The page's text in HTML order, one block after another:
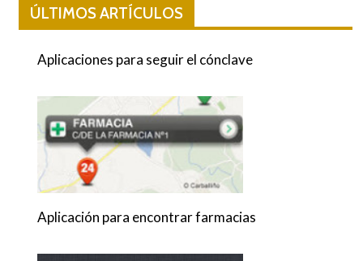
ÚLTIMOS ARTÍCULOS
Aplicaciones para seguir el cónclave
Aplicación para encontrar farmacias